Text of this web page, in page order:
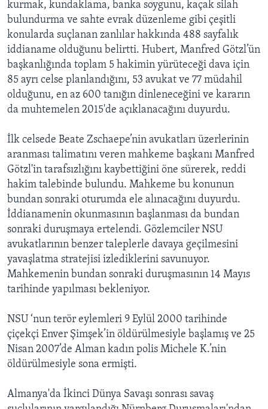
kurmak, kundaklama, banka soygunu, kaçak silah
bulundurma ve sahte evrak düzenleme gibi çeşitli
konularda suçlanan zanlılar hakkında 488 sayfalık
iddianame olduğunu belirtti. Hubert, Manfred Götzl’ün
başkanlığında toplam 5 hakimin yürüteceği dava için
85 ayrı celse planlandığını, 53 avukat ve 77 müdahil
olduğunu, en az 600 tanığın dinleneceğini ve kararın
da muhtemelen 2015'de açıklanacağını duyurdu.
İlk celsede Beate Zschaepe’nin avukatları üzerlerinin
aranması talimatını veren mahkeme başkanı Manfred
Götzl'in tarafsızlığını kaybettiğini öne sürerek, reddi
hakim talebinde bulundu. Mahkeme bu konunun
bundan sonraki oturumda ele alınacağını duyurdu.
İddianamenin okunmasının başlanması da bundan
sonraki duruşmaya ertelendi. Gözlemciler NSU
avukatlarının benzer taleplerle davaya geçilmesini
yavaşlatma stratejisi izlediklerini savunuyor.
Mahkemenin bundan sonraki duruşmasının 14 Mayıs
tarihinde yapılması bekleniyor.
NSU ‘nun terör eylemleri 9 Eylül 2000 tarihinde
çiçekçi Enver Şimşek’in öldürülmesiyle başlamış ve 25
Nisan 2007’de Alman kadın polis Michele K.’nin
öldürülmesiyle sona ermişti.
Almanya'da İkinci Dünya Savaşı sonrası savaş